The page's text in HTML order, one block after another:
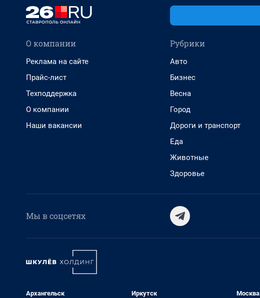
О компании
Реклама на сайте
Прайс-лист
Техподдержка
О компании
Наши вакансии
Рубрики
Авто
Бизнес
Весна
Город
Дороги и транспорт
Еда
Животные
Здоровье
Мы в соцсетях
Архангельск Иркутск Москва